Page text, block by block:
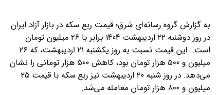
به گزارش گروه رسانه‌ای شرق؛ قیمت ربع سکه در بازار آزاد ایران
در روز دوشنبه ۲۲ اردیبهشت ۱۴۰۴ برابر با ۲۶ میلیون تومان
است.
این قیمت نسبت به روز یکشنبه ۲۱ اردیبهشت، که ۲۶
میلیون و ۵۰۰ هزار تومان بود، کاهش ۵۰۰ هزار تومانی را نشان
می‌دهد. در روز شنبه ۲۰ اردیبهشت نیز ربع سکه با قیمت ۲۵
میلیون و ۸۰۰ هزار تومان معامله می‌شد.